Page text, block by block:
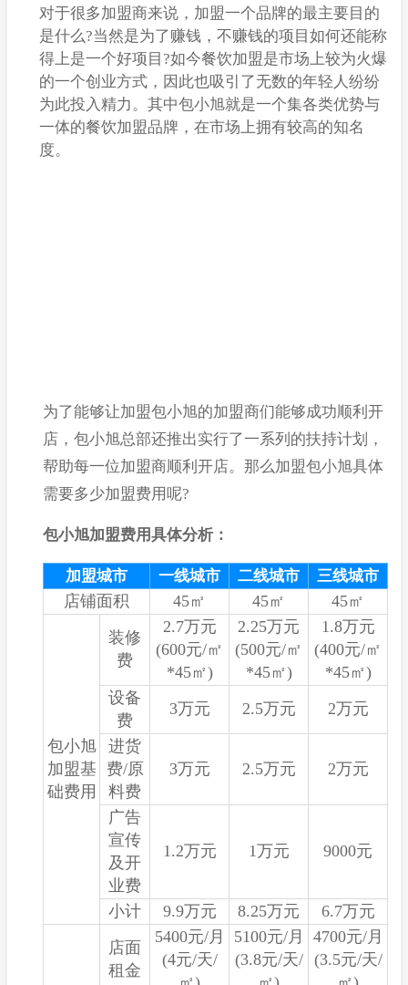
对于很多加盟商来说，加盟一个品牌的最主要目的
是什么?当然是为了赚钱，不赚钱的项目如何还能称
得上是一个好项目?如今餐饮加盟是市场上较为火爆
的一个创业方式，因此也吸引了无数的年轻人纷纷
为此投入精力。其中包小旭就是一个集各类优势与
一体的餐饮加盟品牌，在市场上拥有较高的知名
度。
为了能够让加盟包小旭的加盟商们能够成功顺利开
店，包小旭总部还推出实行了一系列的扶持计划，
帮助每一位加盟商顺利开店。那么加盟包小旭具体
需要多少加盟费用呢?
包小旭加盟费用具体分析：
加盟城市 一线城市 二线城市 三线城市
店铺面积 45㎡ 45㎡ 45㎡
包小旭
加盟基
础费用
装修
费
2.7万元
(600元/㎡
*45㎡)
2.25万元
(500元/㎡
*45㎡)
1.8万元
(400元/㎡
*45㎡)
设备
费
3万元 2.5万元 2万元
进货
费/原
料费
3万元 2.5万元 2万元
广告
宣传
及开
业费
1.2万元 1万元 9000元
小计 9.9万元 8.25万元
6.7万元
店面
租金
5400元/月
(4元/天/
5100元/月
(3.8元/天/
4700元/月
(3.5元/天/